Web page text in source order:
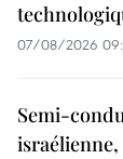
07/08/2026
Semi-